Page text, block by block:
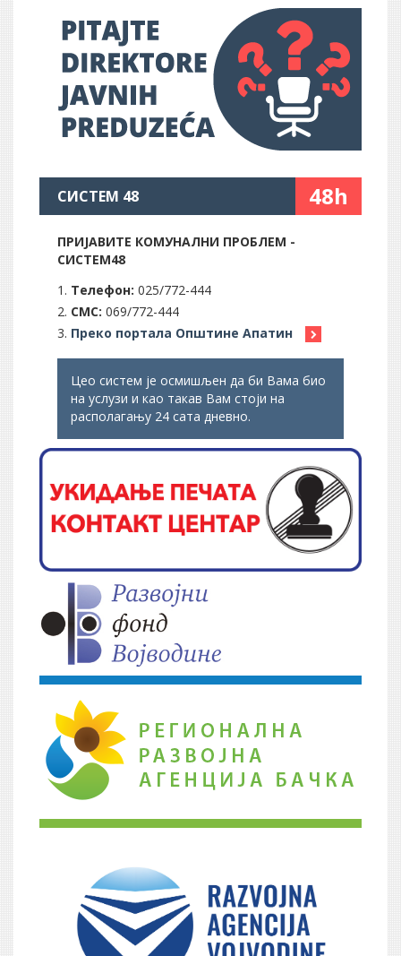
СИСТЕМ 48 48h
ПРИЈАВИТЕ КОМУНАЛНИ ПРОБЛЕМ -
СИСТЕМ48
Телефон: 025/772-444
СМС: 069/772-444
Преко портала Општине Апатин
Цео систем је осмишљен да би Вама био
на услузи и као такав Вам стоји на
располагању 24 сата дневно.